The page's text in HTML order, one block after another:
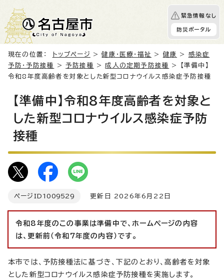
緊急情報なし
防災ポータル
現在の位置： トップページ >健康・医療・福祉 > 健康 > 感染症
予防・予防接種
>予防接種 >成人の定期予防接種
> 【準備中】
令和8年度高齢者を対象とした新型コロナウイルス感染症予防接種
【準備中】令和8年度高齢者を対象と
した新型コロナウイルス感染症予防
接種
ページID 1009529 更新日 2026年6月22日
令和8年度のこの事業は準備中で、ホームページの内容
は、更新前（令和7年度の内容）です。
本市では、予防接種法に基づき、下記のとおり、高齢者を対象
とした新型コロナウイルス感染症予防接種を実施します。